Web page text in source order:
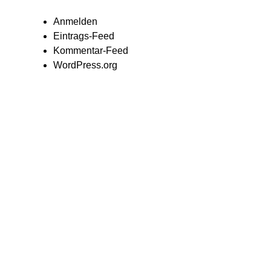
Anmelden
Eintrags-Feed
Kommentar-Feed
WordPress.org